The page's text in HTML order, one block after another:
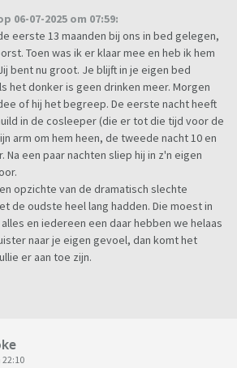
06-07-2025 om 07:59:
eerste 13 maanden bij ons in bed gelegen,
Toen was ik er klaar mee en heb ik hem
bent nu groot. Je blijft in je eigen bed
het donker is geen drinken meer. Morgen
of hij het begreep. De eerste nacht heeft
in de cosleeper (die er tot die tijd voor de
arm om hem heen, de tweede nacht 10 en
Na een paar nachten sliep hij in z'n eigen
opzichte van de dramatisch slechte
de oudste heel lang hadden. Die moest in
en iedereen een daar hebben we helaas
naar je eigen gevoel, dan komt het
er aan toe zijn.
22:10